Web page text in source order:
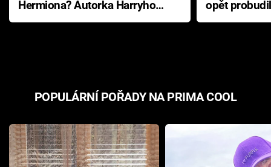
Hermiona? Autorka Harryho
Pottera přišla s ráznou
opět
přichází s
POPULÁRNÍ POŘADY NA PRIMA COOL